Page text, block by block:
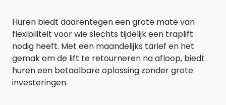
Huren biedt daarentegen een grote mate van
flexibiliteit voor wie slechts tijdelijk een traplift
nodig heeft. Met een maandelijks tarief en het
gemak om de lift te retourneren na afloop, biedt
huren een betaalbare oplossing zonder grote
investeringen.